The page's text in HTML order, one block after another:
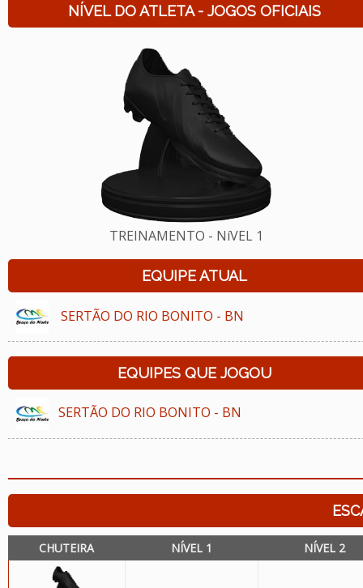
NÍVEL DO ATLETA - JOGOS OFICIAIS
TREINAMENTO - NíVEL 1
EQUIPE ATUAL
SERTÃO DO RIO BONITO - BN
EQUIPES QUE JOGOU
SERTÃO DO RIO BONITO - BN
CHUTEIRA NÍVEL 1 NÍVEL 2